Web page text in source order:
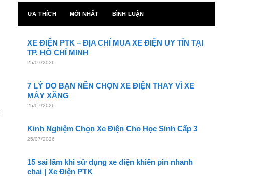
ƯA THÍCH MỚI NHẤT BÌNH LUẬN
XE ĐIỆN PTK – ĐỊA CHỈ MUA XE ĐIỆN UY TÍN TẠI
TP. HỒ CHÍ MINH
25/07/2026
7 LÝ DO BẠN NÊN CHỌN XE ĐIỆN THAY VÌ XE
MÁY XĂNG
25/07/2026
Kinh Nghiệm Chọn Xe Điện Cho Học Sinh Cấp 3
25/07/2026
15 sai lầm khi sử dụng xe điện khiến pin nhanh
chai | Xe Điện PTK